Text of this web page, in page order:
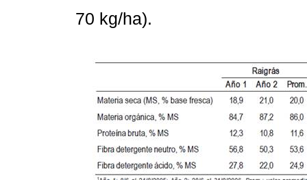
70 kg/ha).